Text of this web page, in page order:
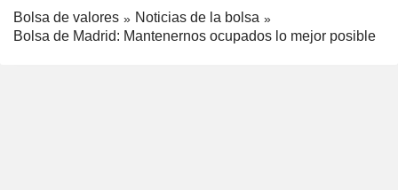
Bolsa de valores
Noticias de la bolsa
Bolsa de Madrid: Mantenernos ocupados lo mejor posible